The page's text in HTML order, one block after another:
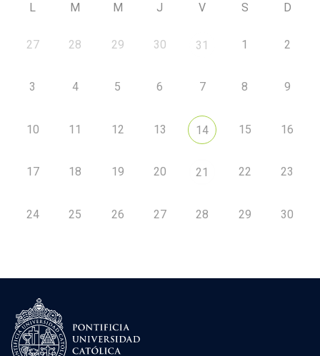
L M M J V S D
27 28 29 30 31 1 2
3 4 5 6 7 8 9
10 11 12 13 14 15 16
17 18 19 20 21 22 23
24 25 26 27 28 29 30